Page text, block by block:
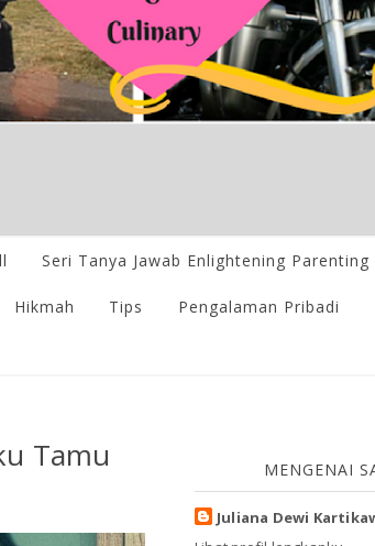
Seri Tanya Jawab Enlightening Parenting
Hikmah Tips Pengalaman Pribadi
Tamu
MENGENAI
Juliana Dewi